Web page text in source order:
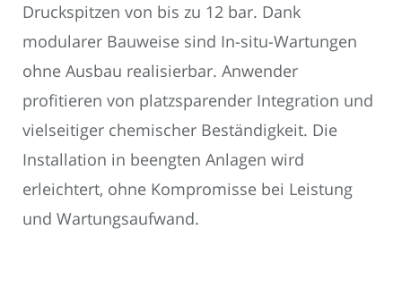
Druckspitzen von bis zu 12 bar. Dank
modularer Bauweise sind In-situ-Wartungen
ohne Ausbau realisierbar. Anwender
profitieren von platzsparender Integration und
vielseitiger chemischer Beständigkeit. Die
Installation in beengten Anlagen wird
erleichtert, ohne Kompromisse bei Leistung
und Wartungsaufwand.